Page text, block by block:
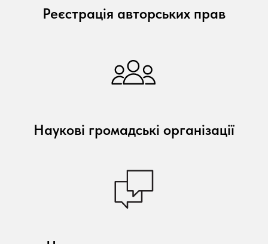
Реєстрація авторських прав
Наукові громадські організації